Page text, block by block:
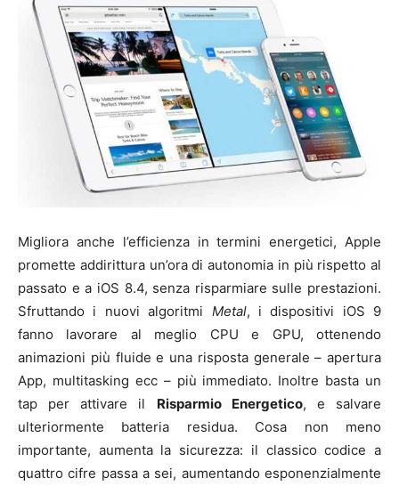
Migliora anche l’efficienza in termini energetici, Apple
promette addirittura un’ora di autonomia in più rispetto al
passato e a iOS 8.4, senza risparmiare sulle prestazioni.
Sfruttando i nuovi algoritmi Metal, i dispositivi iOS 9
fanno lavorare al meglio CPU e GPU, ottenendo
animazioni più fluide e una risposta generale – apertura
App, multitasking ecc – più immediato. Inoltre basta un
tap per attivare il Risparmio Energetico, e salvare
ulteriormente batteria residua. Cosa non meno
importante, aumenta la sicurezza: il classico codice a
quattro cifre passa a sei, aumentando esponenzialmente